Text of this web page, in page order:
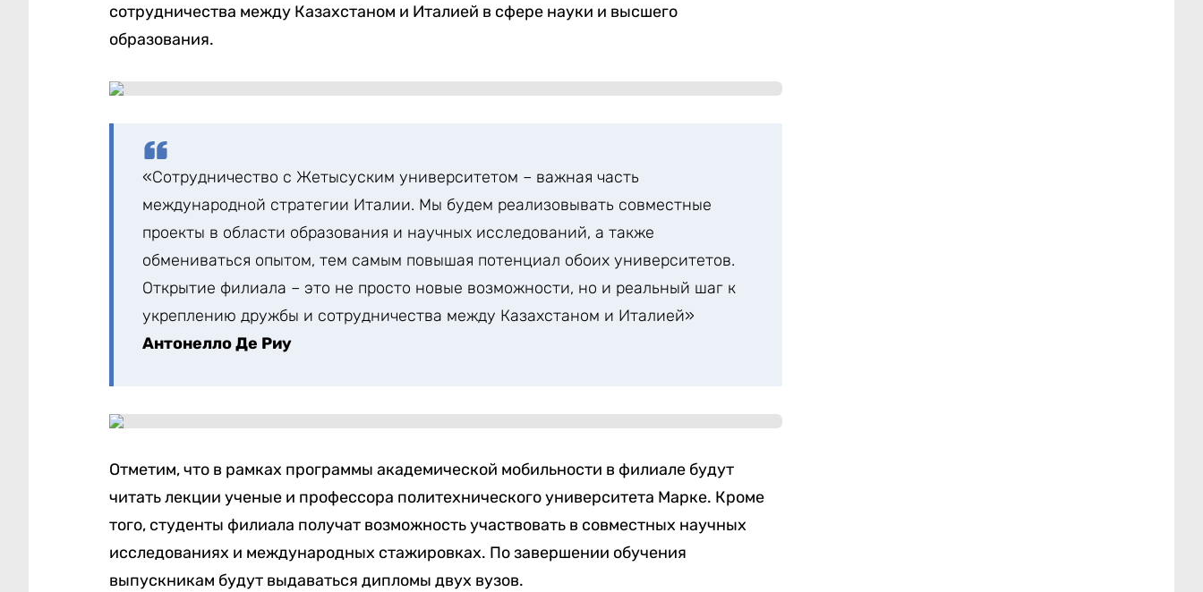
сотрудничества между Казахстаном и Италией в сфере науки и высшего
образования.
«Сотрудничество с Жетысуским университетом – важная часть
международной стратегии Италии. Мы будем реализовывать совместные
проекты в области образования и научных исследований, а также
обмениваться опытом, тем самым повышая потенциал обоих университетов.
Открытие филиала – это не просто новые возможности, но и реальный шаг к
укреплению дружбы и сотрудничества между Казахстаном и Италией»
Антонелло Де Риу
Отметим, что в рамках программы академической мобильности в филиале будут
читать лекции ученые и профессора политехнического университета Марке. Кроме
того, студенты филиала получат возможность участвовать в совместных научных
исследованиях и международных стажировках. По завершении обучения
выпускникам будут выдаваться дипломы двух вузов.